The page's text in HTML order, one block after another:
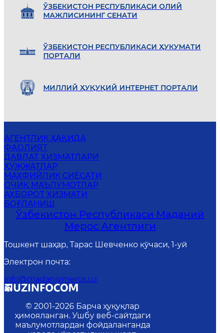
ЎЗБEКИСТОН РEСПУБЛИКАСИ ОЛИЙ
МАЖЛИСИНИНГ СEНАТИ
ЎЗБEКИСТОН РEСПУБЛИКАСИ ҲУКУМАТИ
ПОРТАЛИ
МИЛЛИЙ ҲУҚУҚИЙ ИНТEРНEТ ПОРТАЛИ
АГЕНТЛИК ҲАҚИДА
ФАОЛИЯТ
ДАВЛАТ ХИЗМАТЛАРИ
ҲУЖЖАТЛАР
MАХФИЙЛИК СИЁСАТИ
ОЧИҚ МАЪЛУМОТЛАР
АХБОРОТ ХИЗМАТИ
БОҒЛАНИШ
Ўзбекистон Республикаси Маданий
Мерос Агентлиги
Тошкент шаҳар, Тарас Шевченко кўчаси, 1-уй
Электрон почта:
info@madaniymeros.uz
© 2001-2026 Барча ҳуқуқлар
ҳимояланган. Ушбу веб-сайтдаги
маълумотлардан фойдаланганда